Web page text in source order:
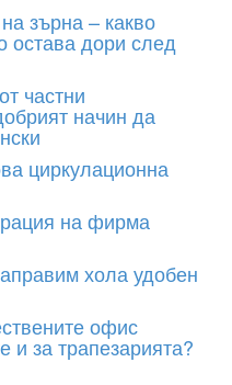
зърна – какво
остава дори след
частни
начин да
циркулационна
на фирма
хола удобен
офис
и за трапезарията?